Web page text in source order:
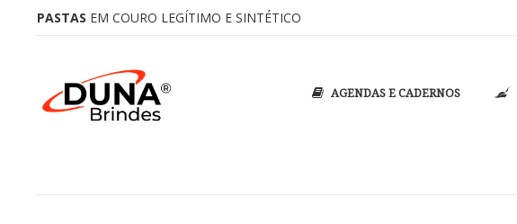
PASTAS EM COURO LEGÍTIMO E SINTÉTICO
PASTAS DE CONVENÇÃOPERSONALIZADAS COM SEU LOGOTIPO
AGENDAS E CADERNOS